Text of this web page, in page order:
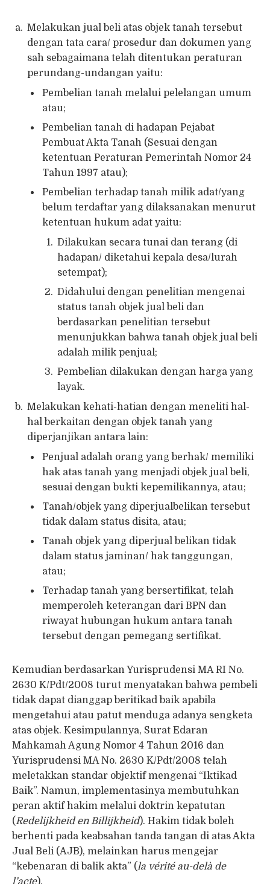
Melakukan jual beli atas objek tanah tersebut
dengan tata cara/ prosedur dan dokumen yang
sah sebagaimana telah ditentukan peraturan
perundang-undangan yaitu:
Pembelian tanah melalui pelelangan umum
atau;
Pembelian tanah di hadapan Pejabat
Pembuat Akta Tanah (Sesuai dengan
ketentuan Peraturan Pemerintah Nomor 24
Tahun 1997 atau);
Pembelian terhadap tanah milik adat/yang
belum terdaftar yang dilaksanakan menurut
ketentuan hukum adat yaitu:
Dilakukan secara tunai dan terang (di
hadapan/ diketahui kepala desa/lurah
setempat);
Didahului dengan penelitian mengenai
status tanah objek jual beli dan
berdasarkan penelitian tersebut
menunjukkan bahwa tanah objek jual beli
adalah milik penjual;
Pembelian dilakukan dengan harga yang
layak.
Melakukan kehati-hatian dengan meneliti hal-
hal berkaitan dengan objek tanah yang
diperjanjikan antara lain:
Penjual adalah orang yang berhak/ memiliki
hak atas tanah yang menjadi objek jual beli,
sesuai dengan bukti kepemilikannya, atau;
Tanah/objek yang diperjualbelikan tersebut
tidak dalam status disita, atau;
Tanah objek yang diperjual belikan tidak
dalam status jaminan/ hak tanggungan,
atau;
Terhadap tanah yang bersertifikat, telah
memperoleh keterangan dari BPN dan
riwayat hubungan hukum antara tanah
tersebut dengan pemegang sertifikat.
Kemudian berdasarkan Yurisprudensi MA RI No.
2630 K/Pdt/2008 turut menyatakan bahwa pembeli
tidak dapat dianggap beritikad baik apabila
mengetahui atau patut menduga adanya sengketa
atas objek. Kesimpulannya, Surat Edaran
Mahkamah Agung Nomor 4 Tahun 2016 dan
Yurisprudensi MA No. 2630 K/Pdt/2008 telah
meletakkan standar objektif mengenai “Iktikad
Baik”. Namun, implementasinya membutuhkan
peran aktif hakim melalui doktrin kepatutan
(Redelijkheid en Billijkheid). Hakim tidak boleh
berhenti pada keabsahan tanda tangan di atas Akta
Jual Beli (AJB), melainkan harus mengejar
“kebenaran di balik akta” (la vérité au-delà de
l’acte).